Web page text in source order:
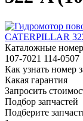
Каталожные
107-7021 114-0507
Как узнать номер
Какая гарантия
Запросить
Подбор запчастей
Подберите